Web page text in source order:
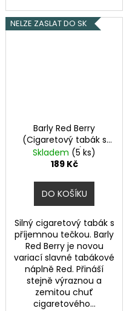
NELZE ZASLAT DO SK
Barly Red Berry
(Cigaretový tabák s
lesními plody) 10ml
20mg
Skladem (5 ks)
189 Kč
DO KOŠÍKU
Silný cigaretový tabák s
příjemnou tečkou. Barly
Red Berry je novou
variací slavné tabákové
náplně Red. Přináší
stejně výraznou a
zemitou chuť
cigaretového...